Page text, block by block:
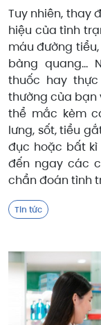
Tuy nhiên, thay
hiệu của tình
máu đường
bàng quang...
thuốc hay
thường của bạn
thể mắc kèm
lưng, sốt, tiểu
đục hoặc bất
đến ngay các
chẩn đoán tình
Tin tức